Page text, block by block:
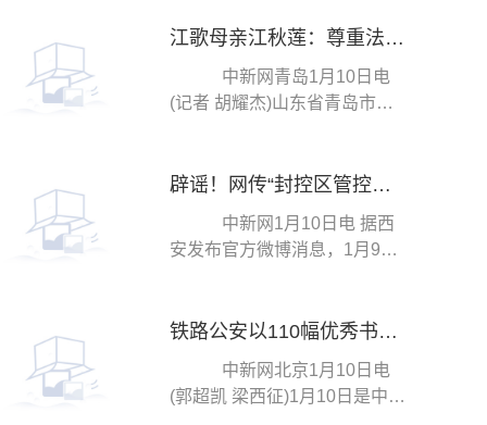
江歌母亲江秋莲：尊重法院判决，法律认定在我意料之中
中新网青岛1月10日电
(记者 胡耀杰)山东省青岛市城
辟谣！网传“封控区管控区相继解封”通知并非西安
中新网1月10日电 据西
安发布官方微博消息，1月9
铁路公安以110幅优秀书画作品庆祝人民警察节
中新网北京1月10日电
(郭超凯 梁西征)1月10日是中国